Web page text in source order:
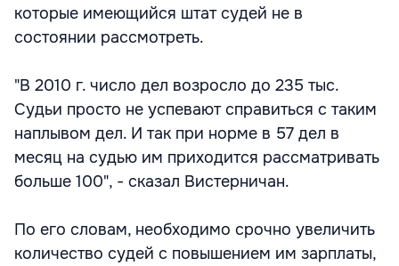
которые имеющийся штат судей не в
состоянии рассмотреть.
"В 2010 г. число дел возросло до 235 тыс.
Судьи просто не успевают справиться с таким
наплывом дел. И так при норме в 57 дел в
месяц на судью им приходится рассматривать
больше 100", - сказал Вистерничан.
По его словам, необходимо срочно увеличить
количество судей с повышением им зарплаты,